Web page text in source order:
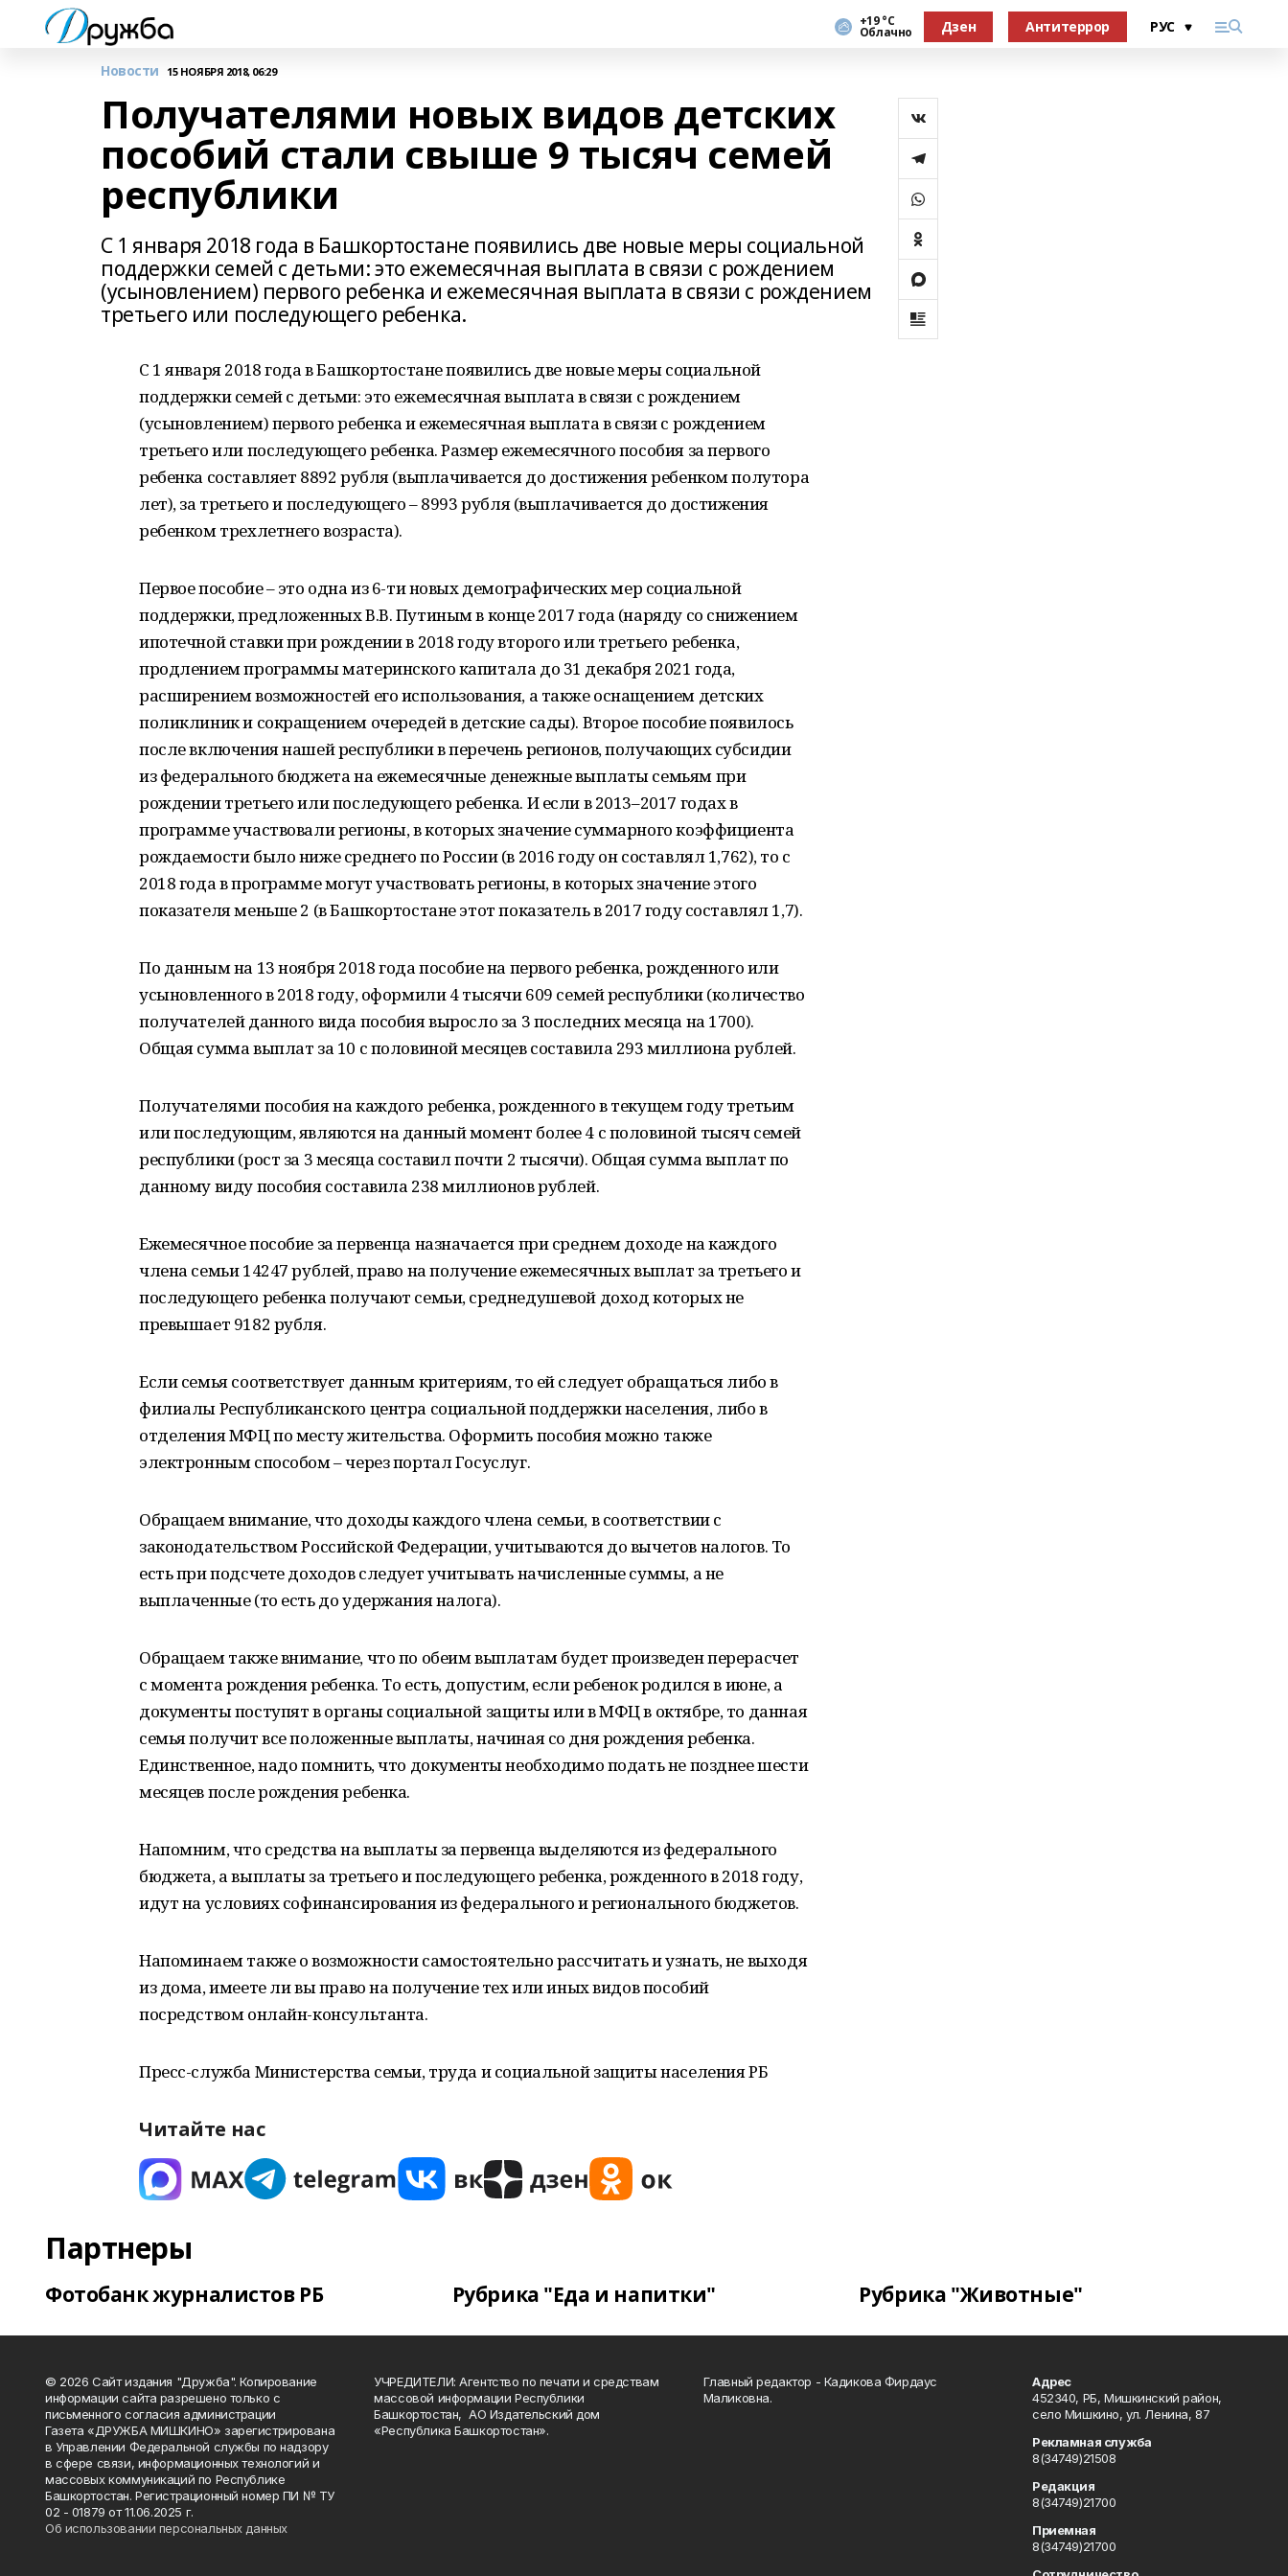
+19 °С
Облачно Дзен Антитеррор
Новости 15 НОЯБРЯ 2018, 06:29
Получателями новых видов детских
пособий стали свыше 9 тысяч семей
республики
С 1 января 2018 года в Башкортостане появились две новые меры социальной
поддержки семей с детьми: это ежемесячная выплата в связи с рождением
(усыновлением) первого ребенка и ежемесячная выплата в связи с рождением
третьего или последующего ребенка.
С 1 января 2018 года в Башкортостане появились две новые меры социальной
поддержки семей с детьми: это ежемесячная выплата в связи с рождением
(усыновлением) первого ребенка и ежемесячная выплата в связи с рождением
третьего или последующего ребенка. Размер ежемесячного пособия за первого
ребенка составляет 8892 рубля (выплачивается до достижения ребенком полутора
лет), за третьего и последующего – 8993 рубля (выплачивается до достижения
ребенком трехлетнего возраста).
Первое пособие – это одна из 6-ти новых демографических мер социальной
поддержки, предложенных В.В. Путиным в конце 2017 года (наряду со снижением
ипотечной ставки при рождении в 2018 году второго или третьего ребенка,
продлением программы материнского капитала до 31 декабря 2021 года,
расширением возможностей его использования, а также оснащением детских
поликлиник и сокращением очередей в детские сады). Второе пособие появилось
после включения нашей республики в перечень регионов, получающих субсидии
из федерального бюджета на ежемесячные денежные выплаты семьям при
рождении третьего или последующего ребенка. И если в 2013–2017 годах в
программе участвовали регионы, в которых значение суммарного коэффициента
рождаемости было ниже среднего по России (в 2016 году он составлял 1,762), то с
2018 года в программе могут участвовать регионы, в которых значение этого
показателя меньше 2 (в Башкортостане этот показатель в 2017 году составлял 1,7).
По данным на 13 ноября 2018 года пособие на первого ребенка, рожденного или
усыновленного в 2018 году, оформили 4 тысячи 609 семей республики (количество
получателей данного вида пособия выросло за 3 последних месяца на 1700).
Общая сумма выплат за 10 с половиной месяцев составила 293 миллиона рублей.
Получателями пособия на каждого ребенка, рожденного в текущем году третьим
или последующим, являются на данный момент более 4 с половиной тысяч семей
республики (рост за 3 месяца составил почти 2 тысячи). Общая сумма выплат по
данному виду пособия составила 238 миллионов рублей.
Ежемесячное пособие за первенца назначается при среднем доходе на каждого
члена семьи 14247 рублей, право на получение ежемесячных выплат за третьего и
последующего ребенка получают семьи, среднедушевой доход которых не
превышает 9182 рубля.
Если семья соответствует данным критериям, то ей следует обращаться либо в
филиалы Республиканского центра социальной поддержки населения, либо в
отделения МФЦ по месту жительства. Оформить пособия можно также
электронным способом – через портал Госуслуг.
Обращаем внимание, что доходы каждого члена семьи, в соответствии с
законодательством Российской Федерации, учитываются до вычетов налогов. То
есть при подсчете доходов следует учитывать начисленные суммы, а не
выплаченные (то есть до удержания налога).
Обращаем также внимание, что по обеим выплатам будет произведен перерасчет
с момента рождения ребенка. То есть, допустим, если ребенок родился в июне, а
документы поступят в органы социальной защиты или в МФЦ в октябре, то данная
семья получит все положенные выплаты, начиная со дня рождения ребенка.
Единственное, надо помнить, что документы необходимо подать не позднее шести
месяцев после рождения ребенка.
Напомним, что средства на выплаты за первенца выделяются из федерального
бюджета, а выплаты за третьего и последующего ребенка, рожденного в 2018 году,
идут на условиях софинансирования из федерального и регионального бюджетов.
Напоминаем также о возможности самостоятельно рассчитать и узнать, не выходя
из дома, имеете ли вы право на получение тех или иных видов пособий
посредством онлайн-консультанта.
Пресс-служба Министерства семьи, труда и социальной защиты населения РБ
Читайте нас
Партнеры
Фотобанк журналистов РБ Рубрика "Еда и напитки" Рубрика "Животные"
© 2026 Сайт издания "Дружба". Копирование
информации сайта разрешено только с
письменного согласия администрации
Газета «ДРУЖБА МИШКИНО» зарегистрирована
в Управлении Федеральной службы по надзору
в сфере связи, информационных технологий и
массовых коммуникаций по Республике
Башкортостан. Регистрационный номер ПИ № ТУ
02 - 01879 от 11.06.2025 г.
Об использовании персональных данных
УЧРЕДИТЕЛИ: Агентство по печати и средствам
массовой информации Республики
Башкортостан, АО Издательский дом
«Республика Башкортостан».
Главный редактор - Кадикова Фирдаус
Маликовна.
Адрес
452340, РБ, Мишкинский район,
село Мишкино, ул. Ленина, 87
Рекламная служба
8(34749)21508
Редакция
8(34749)21700
Приемная
8(34749)21700